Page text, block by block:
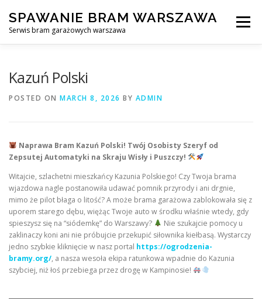
content
SPAWANIE BRAM WARSZAWA
Serwis bram garażowych warszawa
Menu
Kazuń Polski
POSTED ON MARCH 8, 2026 BY ADMIN
Naprawa Bram Kazuń Polski! Twój Osobisty Szeryf od
Zepsutej Automatyki na Skraju Wisły i Puszczy!
Witajcie, szlachetni mieszkańcy Kazunia Polskiego! Czy Twoja brama
wjazdowa nagle postanowiła udawać pomnik przyrody i ani drgnie,
mimo że pilot błaga o litość? A może brama garażowa zablokowała się z
uporem starego dębu, więżąc Twoje auto w środku właśnie wtedy, gdy
spieszysz się na “siódemkę” do Warszawy?
Nie szukajcie pomocy u
zaklinaczy koni ani nie próbujcie przekupić siłownika kiełbasą. Wystarczy
jedno szybkie kliknięcie w nasz portal https://ogrodzenia-
bramy.org/, a nasza wesoła ekipa ratunkowa wpadnie do Kazunia
szybciej, niż łoś przebiega przez drogę w Kampinosie!